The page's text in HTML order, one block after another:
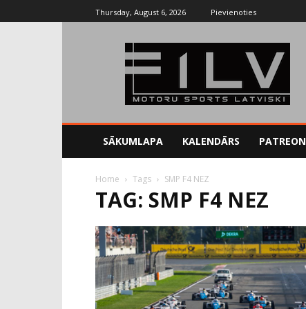
Thursday, August 6, 2026 Pievienoties
SĀKUMLAPA KALENDĀRS PATREON
Home Tags SMP F4 NEZ
TAG: SMP F4 NEZ